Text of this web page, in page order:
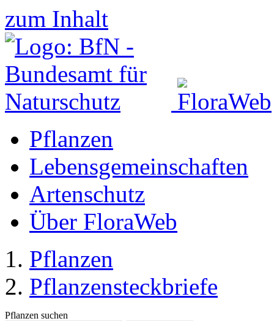
zum Inhalt
Pflanzen
Lebensgemeinschaften
Artenschutz
Über FloraWeb
Pflanzen
Pflanzensteckbriefe
Pflanzen suchen